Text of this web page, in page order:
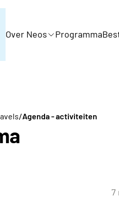
Over Neos Programma
/Agenda - activiteiten
7